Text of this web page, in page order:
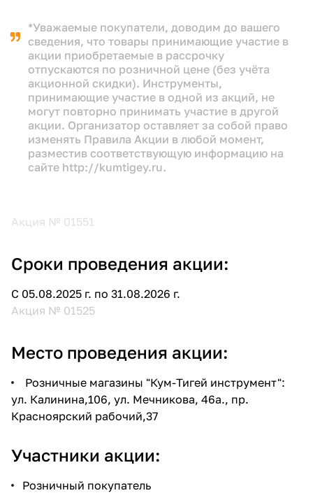
*Уважаемые покупатели, доводим до вашего
сведения, что товары принимающие участие в
акции приобретаемые в рассрочку
отпускаются по розничной цене (без учёта
акционной скидки). Инструменты,
принимающие участие в одной из акций, не
могут повторно принимать участие в другой
акции. Организатор оставляет за собой право
изменять Правила Акции в любой момент,
разместив соответствующую информацию на
сайте http://kumtigey.ru.
Акция № 01551
Сроки проведения акции:
С 05.08.2025 г. по 31.08.2026 г.
Акция № 01525
Место проведения акции:
Розничные магазины "Кум-Тигей инструмент":
ул. Калинина,106, ул. Мечникова, 46а., пр.
Красноярский рабочий,37
Участники акции:
Розничный покупатель